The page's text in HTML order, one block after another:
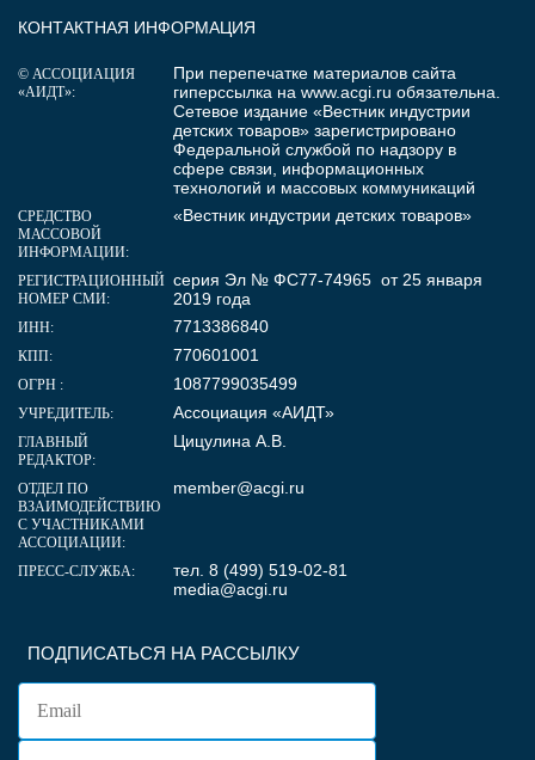
ПОДПИСАТЬСЯ НА РАССЫЛКУ
КОНТАКТНАЯ ИНФОРМАЦИЯ
© АССОЦИАЦИЯ
«АИДТ»:
При перепечатке материалов сайта
гиперссылка на www.acgi.ru обязательна.
Сетевое издание «Вестник индустрии
детских товаров» зарегистрировано
Федеральной службой по надзору в
сфере связи, информационных
технологий и массовых коммуникаций
СРЕДСТВО
МАССОВОЙ
ИНФОРМАЦИИ:
«Вестник индустрии детских товаров»
РЕГИСТРАЦИОННЫЙ
НОМЕР СМИ:
серия Эл № ФС77-74965 от 25 января
2019 года
ИНН: 7713386840
КПП: 770601001
ОГРН : 1087799035499
УЧРЕДИТЕЛЬ: Ассоциация «АИДТ»
ГЛАВНЫЙ
РЕДАКТОР:
Цицулина А.В.
ОТДЕЛ ПО
ВЗАИМОДЕЙСТВИЮ
С УЧАСТНИКАМИ
АССОЦИАЦИИ:
member@acgi.ru
ПРЕСС-СЛУЖБА:
тел. 8 (499) 519-02-81
media@acgi.ru